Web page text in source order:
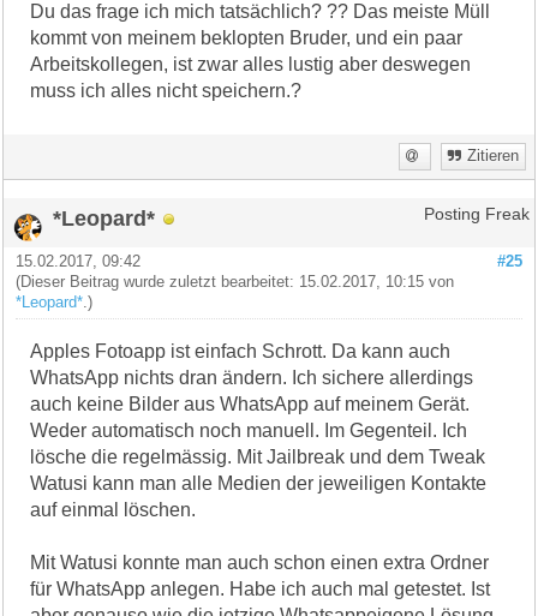
Du das frage ich mich tatsächlich? ?? Das meiste Müll
kommt von meinem beklopten Bruder, und ein paar
Arbeitskollegen, ist zwar alles lustig aber deswegen
muss ich alles nicht speichern.?
Zitieren
*Leopard* Posting Freak
#25
15.02.2017, 09:42
(Dieser Beitrag wurde zuletzt bearbeitet: 15.02.2017, 10:15 von
*Leopard*.)
Apples Fotoapp ist einfach Schrott. Da kann auch
WhatsApp nichts dran ändern. Ich sichere allerdings
auch keine Bilder aus WhatsApp auf meinem Gerät.
Weder automatisch noch manuell. Im Gegenteil. Ich
lösche die regelmässig. Mit Jailbreak und dem Tweak
Watusi kann man alle Medien der jeweiligen Kontakte
auf einmal löschen.
Mit Watusi konnte man auch schon einen extra Ordner
für WhatsApp anlegen. Habe ich auch mal getestet. Ist